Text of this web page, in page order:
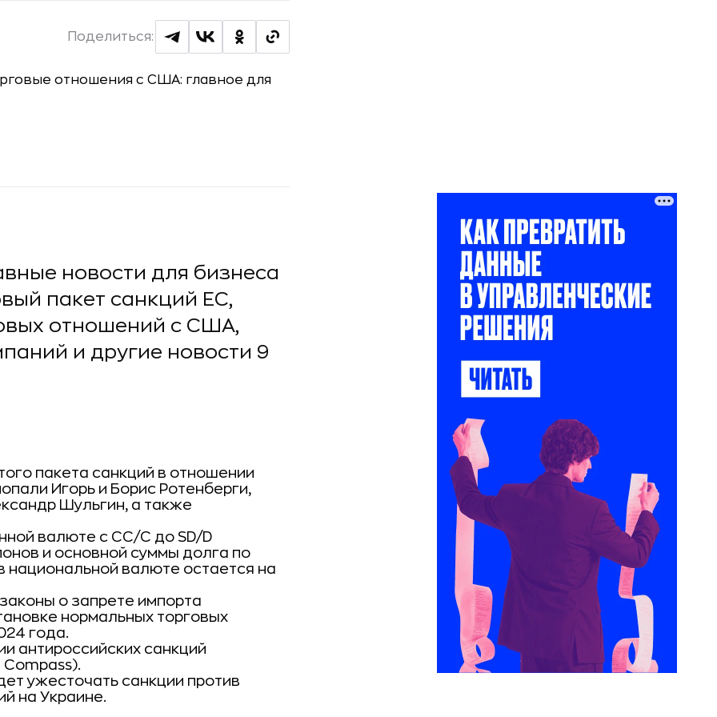
Поделиться:
новости для бизнеса
пакет санкций ЕС,
отношений с США,
и другие новости 9
пакета санкций в отношении
Игорь и Борис Ротенберги,
Шульгин, а также
валюте с CC/C до SD/D
и основной суммы долга по
национальной валюте остается на
о запрете импорта
нормальных торговых
года.
антироссийских санкций
ужесточать санкции против
на Украине.